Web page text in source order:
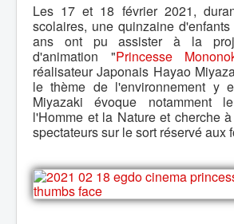
Les 17 et 18 février 2021,
scolaires, une quinzaine
ans ont pu assister à la
d'animation "Princesse
réalisateur Japonais Hayao
le thème de l'environnement y
Miyazaki évoque notamment
l'Homme et la Natureet cherche
spectateurs sur le sort réservé aux